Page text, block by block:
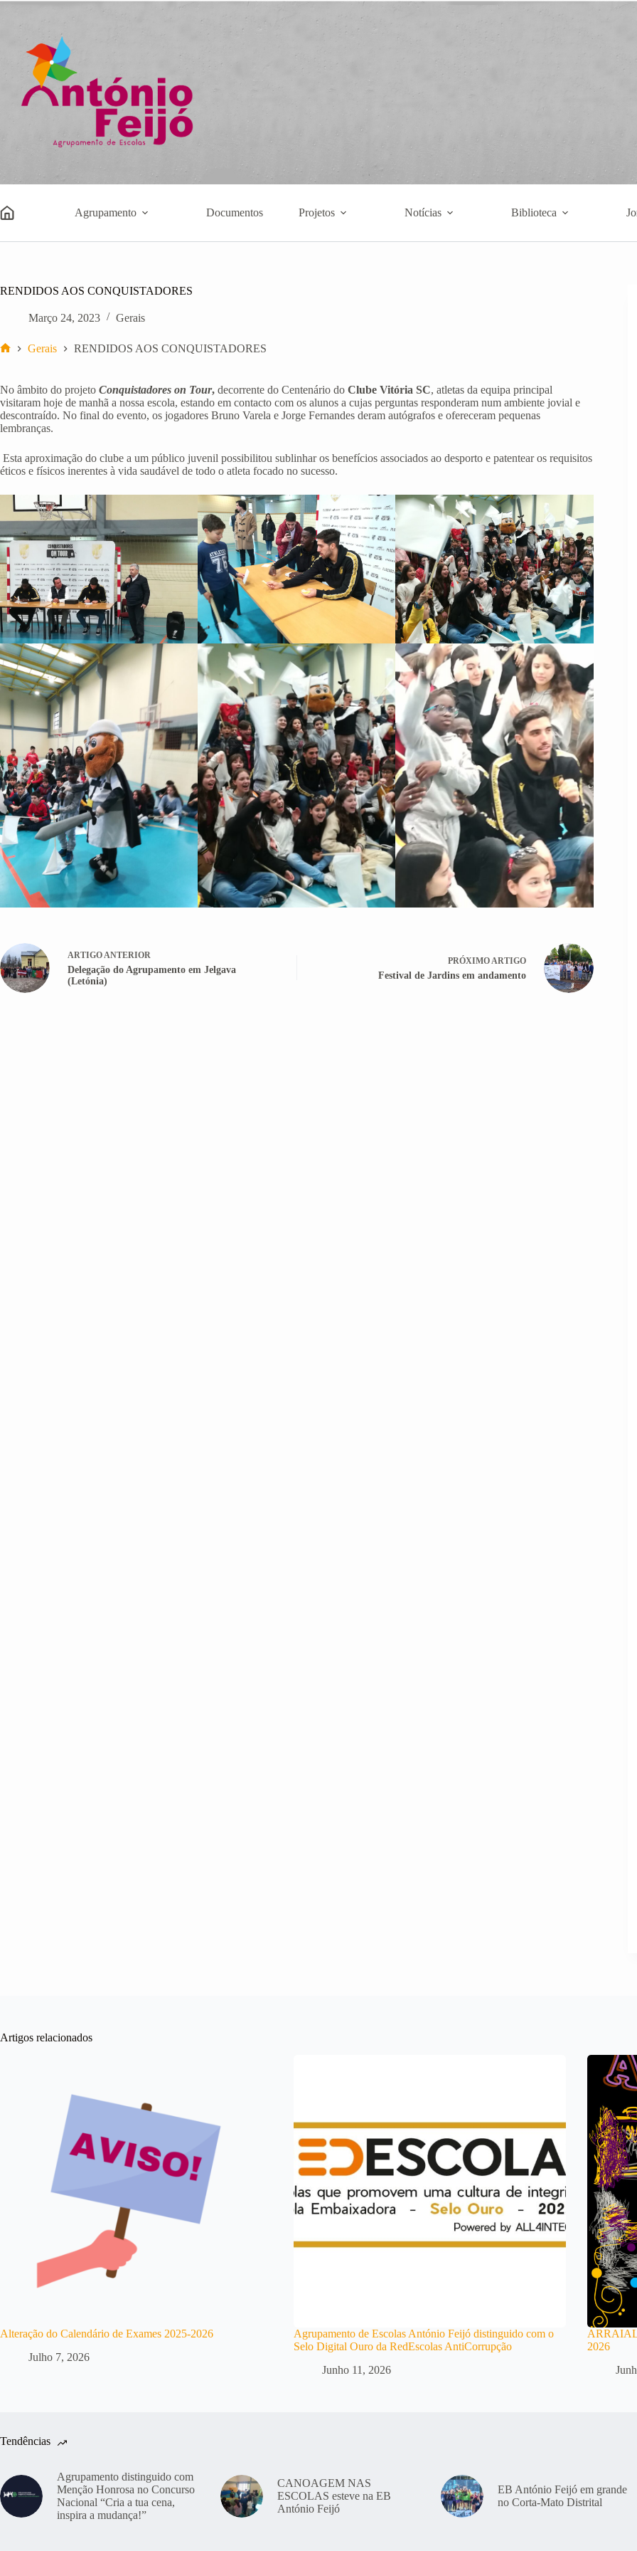
Pular
conteúdo
Agrupamento Documentos Projetos Notícias Biblioteca
RENDIDOS AOS CONQUISTADORES
Março 24, 2023 Gerais
Gerais RENDIDOS AOS CONQUISTADORES
No âmbito do projeto Conquistadores on Tour, decorrente do Centenário do Clube Vitória SC, atletas da equipa principal
visitaram hoje de manhã a nossa escola, estando em contacto com os alunos a cujas perguntas responderam num ambiente jovial e
descontraído. No final do evento, os jogadores Bruno Varela e Jorge Fernandes deram autógrafos e ofereceram pequenas
lembranças.
Esta aproximação do clube a um público juvenil possibilitou sublinhar os benefícios associados ao desporto e patentear os requisitos
éticos e físicos inerentes à vida saudável de todo o atleta focado no sucesso.
ARTIGOANTERIOR
Delegação do Agrupamento em Jelgava
(Letónia)
PRÓXIMOARTIGO
Festival de Jardins em andamento
Artigos relacionados
Alteração do Calendário de Exames 2025-2026
Julho 7, 2026
Agrupamento de Escolas António Feijó distinguido com o
Selo Digital Ouro da RedEscolas AntiCorrupção
Junho 11, 2026
2026
Tendências
Agrupamento distinguido com
Menção Honrosa no Concurso
Nacional “Cria a tua cena,
inspira a mudança!”
CANOAGEM NAS
ESCOLAS esteve na EB
António Feijó
EB António Feijó em grande
no Corta-Mato Distrital